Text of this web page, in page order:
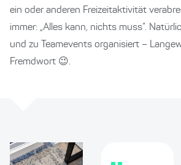
ein oder anderen Freizeitaktivität
immer: „Alles kann, nichts muss”.
und zu Teamevents organisiert –
Fremdwort 😉.